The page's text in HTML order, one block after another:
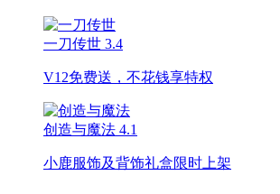
一刀传世 3.4
V12免费送，不花钱享特权
创造与魔法 4.1
小鹿服饰及背饰礼盒限时上架